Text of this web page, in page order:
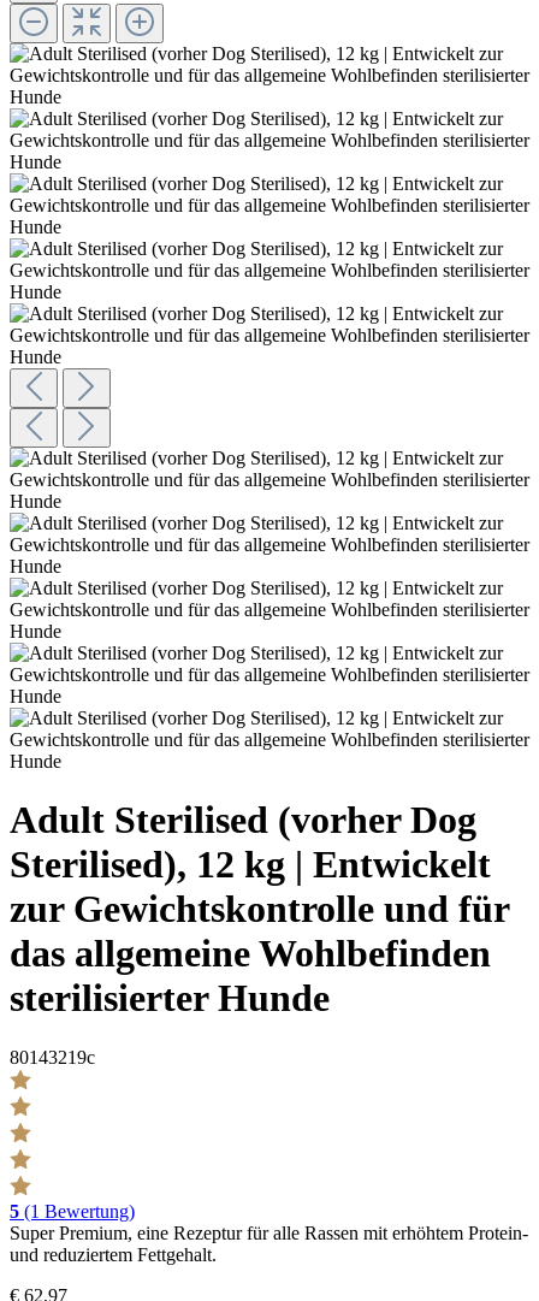
Adult Sterilised (vorher Dog
Sterilised), 12 kg | Entwickelt
zur Gewichtskontrolle und für
das allgemeine Wohlbefinden
sterilisierter Hunde
80143219c
5 (1 Bewertung)
Super Premium, eine Rezeptur für alle Rassen mit erhöhtem Protein-
und reduziertem Fettgehalt.
€ 62,97